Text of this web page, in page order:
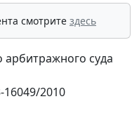
смотрите здесь
суда
16049/2010